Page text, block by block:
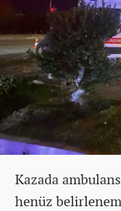
Kazada
henüz